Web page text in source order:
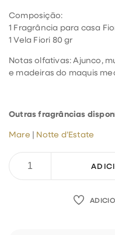
Composição:
1 Fragrância para casa
1 Vela Fiori 80 gr
Notas olfativas: Ajunco,
e madeiras do maquis
Outras fragrâncias
Mare | Notte d’Estate